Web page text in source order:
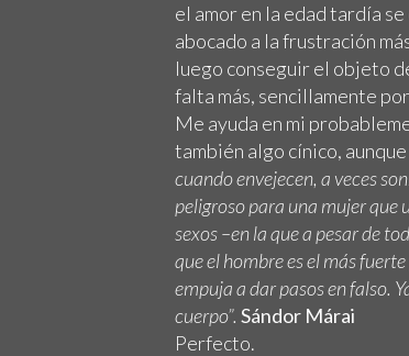
el amor en la edad tardía
abocado a la frustración
luego conseguir el objeto
falta más, sencillamente
Me ayuda en mi
también algo cínico,
cuando envejecen, a veces
peligroso para una mujer que
sexos –en la que a pesar de
que el hombre es el más
empuja a dar pasos en falso.
cuerpo”. Sándor Márai
Perfecto.